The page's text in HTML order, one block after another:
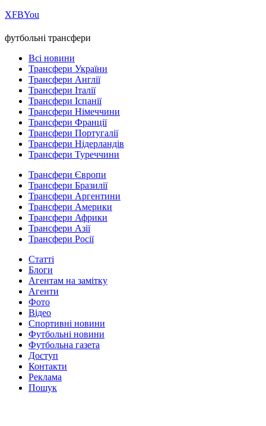
ХFBYou
футбольні трансфери
Всі новини
Трансфери України
Трансфери Англії
Трансфери Італії
Трансфери Іспанії
Трансфери Німеччини
Трансфери Франції
Трансфери Португалії
Трансфери Нідерландів
Трансфери Туреччини
Трансфери Європи
Трансфери Бразилії
Трансфери Аргентини
Трансфери Америки
Трансфери Африки
Трансфери Азії
Трансфери Росії
Статті
Блоги
Агентам на замітку
Агенти
Фото
Відео
Спортивні новини
Футбольні новини
Футбольна газета
Доступ
Контакти
Реклама
Пошук